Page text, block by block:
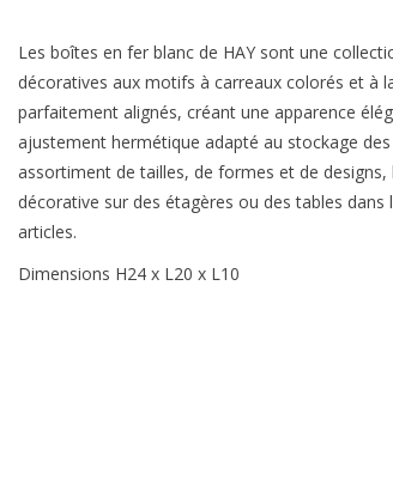
Les boîtes en fer blanc de HAY sont une
décoratives aux motifs à carreaux colorés et à
parfaitement alignés, créant une apparence
ajustement hermétique adapté au stockage
assortiment de tailles, de formes et de
décorative sur des étagères ou des tables
articles.
Dimensions H24 x L20 x L10